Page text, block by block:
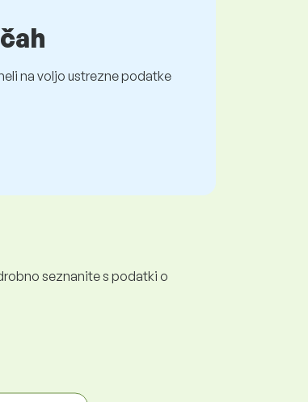
na voljo ustrezne podatke
seznanite s podatki o